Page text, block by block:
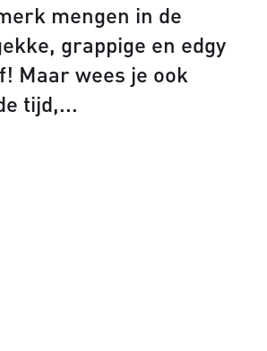
mengen in de
grappige en edgy
Maar wees je ook
tijd,